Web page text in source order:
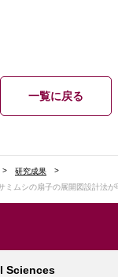
一覧に戻る
研究成果
ミムシの扇子の展開図設計法が
Sciences